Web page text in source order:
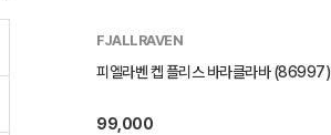
FJALLRAVEN
피엘라벤 켑 플리스 바라클라바 (86997)
99,000